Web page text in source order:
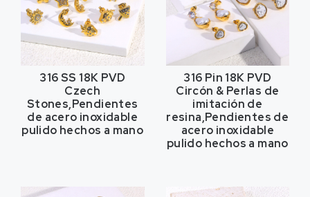
316SS 18K PVD
Czech
Stones,Pendientes
de acero inoxidable
pulido hechos a mano
316 Pin 18K PVD
Circón & Perlas de
imitación de
resina,Pendientes de
acero inoxidable
pulido hechos a mano